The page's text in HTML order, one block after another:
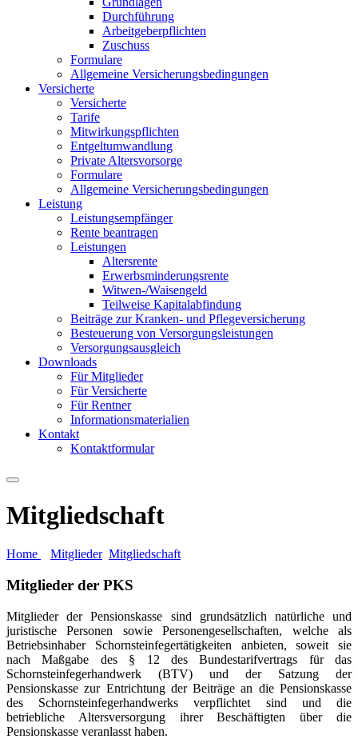
Durchführung
Arbeitgeberpflichten
Zuschuss
Formulare
Allgemeine Versicherungsbedingungen
Versicherte
Versicherte
Tarife
Mitwirkungspflichten
Entgeltumwandlung
Private Altersvorsorge
Formulare
Allgemeine Versicherungsbedingungen
Leistung
Leistungsempfänger
Rente beantragen
Leistungen
Altersrente
Erwerbsminderungsrente
Witwen-/Waisengeld
Teilweise Kapitalabfindung
Beiträge zur Kranken- und Pflegeversicherung
Besteuerung von Versorgungsleistungen
Versorgungsausgleich
Downloads
Für Mitglieder
Für Versicherte
Für Rentner
Informationsmaterialien
Kontakt
Kontaktformular
Mitgliedschaft
Home Mitglieder Mitgliedschaft
Mitglieder der PKS
Mitglieder der Pensionskasse sind grundsätzlich natürliche und
juristische Personen sowie Personengesellschaften, welche als
Betriebsinhaber Schornsteinfegertätigkeiten anbieten, soweit sie
nach Maßgabe des § 12 des Bundestarifvertrags für das
Schornsteinfegerhandwerk (BTV) und der Satzung der
Pensionskasse zur Entrichtung der Beiträge an die Pensionskasse
des Schornsteinfegerhandwerks verpflichtet sind und die
betriebliche Altersversorgung ihrer Beschäftigten über die
Pensionskasse veranlasst haben.